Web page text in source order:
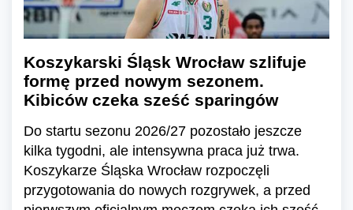
Koszykarski Śląsk Wrocław szlifuje
formę przed nowym sezonem.
Kibiców czeka sześć sparingów
Do startu sezonu 2026/27 pozostało jeszcze
kilka tygodni, ale intensywna praca już trwa.
Koszykarze Śląska Wrocław rozpoczęli
przygotowania do nowych rozgrywek, a przed